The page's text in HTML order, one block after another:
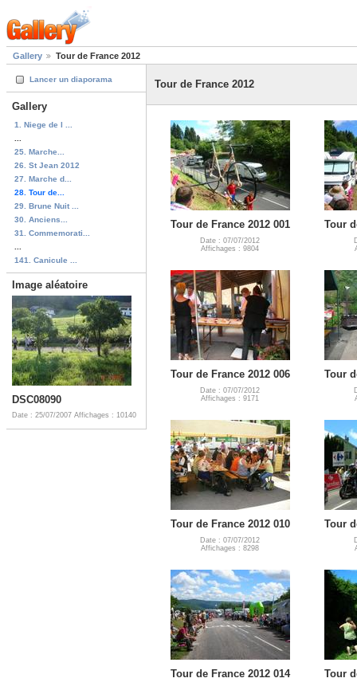
Gallery Tour de France 2012
Lancer un diaporama
Gallery
1. Niege de l ...
25. Marche...
26. St Jean 2012
27. Marche d...
28. Tour de...
29. Brune Nuit ...
30. Anciens...
31. Commemorati...
141. Canicule ...
Image aléatoire
DSC08090
Date : 25/07/2007 Affichages : 10140
Tour de France 2012
Tour de France 2012 001
Date : 07/07/2012
Affichages : 9804
Tour
Tour de France 2012 006
Date : 07/07/2012
Affichages : 9171
Tour
Tour de France 2012 010
Date : 07/07/2012
Affichages : 8298
Tour
Tour de France 2012 014 Tour